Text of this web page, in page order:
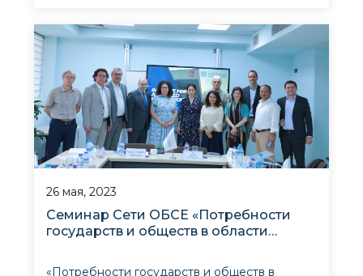
Алисией Кирнс, а также представителями
министерства иностранных дел, послом
Великобритании в Узбекистане Его
Высочеством Тимом Торлотом и предс
26 мая, 2023
Семинар Сети ОБСЕ «Потребности
государств и обществ в области
«Потребности государств и обществ в